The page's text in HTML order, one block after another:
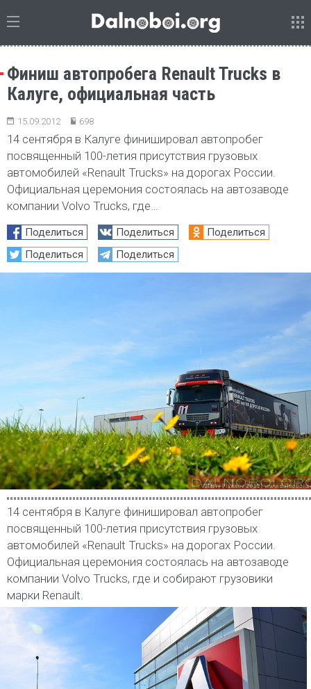
Финиш автопробега Renault Trucks в
Калуге, официальная часть
15.09.2012 698
14 сентября в Калуге финишировал автопробег
посвященный 100-летия присутствия грузовых
автомобилей «Renault Trucks» на дорогах России.
Официальная церемония состоялась на автозаводе
компании Volvo Trucks, где…
Поделиться Поделиться
Поделиться
Поделиться
Поделиться
14 сентября в Калуге финишировал автопробег
посвященный 100-летия присутствия грузовых
автомобилей «Renault Trucks» на дорогах России.
Официальная церемония состоялась на автозаводе
компании Volvo Trucks, где и собирают грузовики
марки Renault.